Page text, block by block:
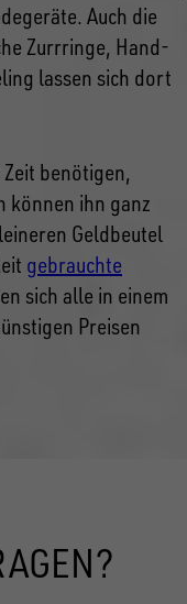
Auch die
Zurrringe, Hand-
lassen sich dort
benötigen,
können ihn ganz
Geldbeutel
gebrauchte
sich alle in einem
Preisen